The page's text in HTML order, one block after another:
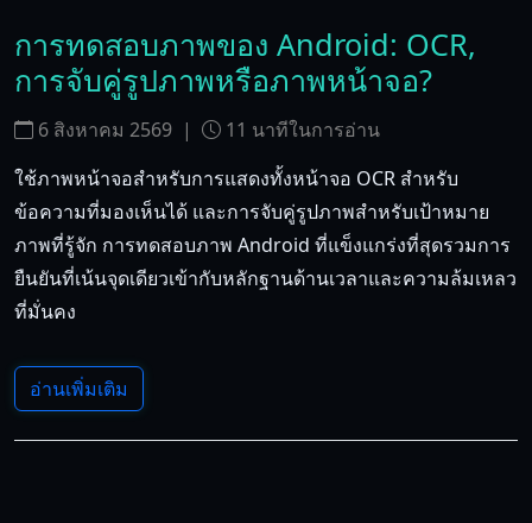
การทดสอบภาพของ Android: OCR,
การจับคู่รูปภาพหรือภาพหน้าจอ?
6 สิงหาคม 2569 | 11 นาทีในการอ่าน
ใช้ภาพหน้าจอสำหรับการแสดงทั้งหน้าจอ OCR สำหรับ
ข้อความที่มองเห็นได้ และการจับคู่รูปภาพสำหรับเป้าหมาย
ภาพที่รู้จัก การทดสอบภาพ Android ที่แข็งแกร่งที่สุดรวมการ
ยืนยันที่เน้นจุดเดียวเข้ากับหลักฐานด้านเวลาและความล้มเหลว
ที่มั่นคง
อ่านเพิ่มเติม